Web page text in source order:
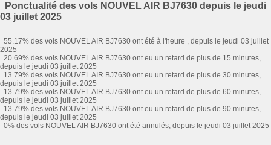
Ponctualité des vols NOUVEL AIR BJ7630 depuis le jeudi
03 juillet 2025
55.17% des vols NOUVEL AIR BJ7630 ont été à l'heure , depuis le jeudi 03 juillet
2025
20.69% des vols NOUVEL AIR BJ7630 ont eu un retard de plus de 15 minutes,
depuis le jeudi 03 juillet 2025
13.79% des vols NOUVEL AIR BJ7630 ont eu un retard de plus de 30 minutes,
depuis le jeudi 03 juillet 2025
13.79% des vols NOUVEL AIR BJ7630 ont eu un retard de plus de 60 minutes,
depuis le jeudi 03 juillet 2025
13.79% des vols NOUVEL AIR BJ7630 ont eu un retard de plus de 90 minutes,
depuis le jeudi 03 juillet 2025
0% des vols NOUVEL AIR BJ7630 ont été annulés, depuis le jeudi 03 juillet 2025